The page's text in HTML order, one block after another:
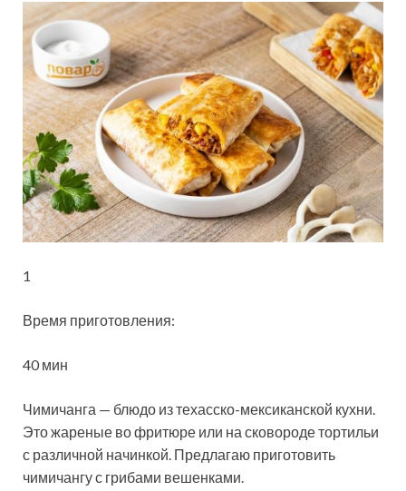
1
Время приготовления:
40 мин
Чимичанга — блюдо из техасско-мексиканской кухни.
Это жареные во фритюре или на сковороде тортильи
с различной начинкой. Предлагаю приготовить
чимичангу с грибами вешенками.